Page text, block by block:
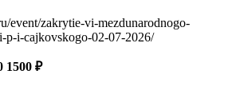
event/zakrytie-vi-mezdunarodnogo-
p-i-cajkovskogo-02-07-2026/
1500 ₽